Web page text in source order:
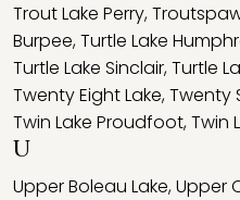
Trout Lake Perry,
Burpee,Turtle Lake
Turtle Lake Sinclair,Turtle
Twenty Eight Lake,Twenty
Twin Lake Proudfoot,Twin
U
Upper Boleau Lake,Upper